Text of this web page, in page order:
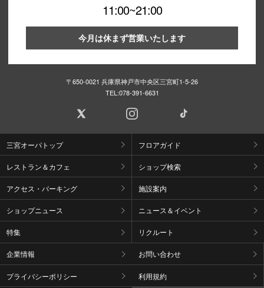
11:00~21:00
今月は休まず営業いたします
〒650-0021 兵庫県神戸市中央区三宮町1-5-26
TEL:078-391-6631
三宮オーパトップ フロアガイド
レストラン＆カフェ ショップ検索
アクセス・パーキング 施設案内
ショップニュース ニュース＆イベント
特集 リクルート
企業情報 お問い合わせ
プライバシーポリシー 利用規約